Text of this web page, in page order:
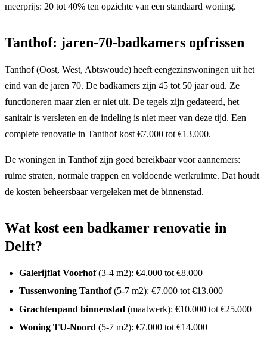
meerprijs: 20 tot 40% ten opzichte van een standaard woning.
Tanthof: jaren-70-badkamers opfrissen
Tanthof (Oost, West, Abtswoude) heeft eengezinswoningen uit het
eind van de jaren 70. De badkamers zijn 45 tot 50 jaar oud. Ze
functioneren maar zien er niet uit. De tegels zijn gedateerd, het
sanitair is versleten en de indeling is niet meer van deze tijd. Een
complete renovatie in Tanthof kost €7.000 tot €13.000.
De woningen in Tanthof zijn goed bereikbaar voor aannemers:
ruime straten, normale trappen en voldoende werkruimte. Dat houdt
de kosten beheersbaar vergeleken met de binnenstad.
Wat kost een badkamer renovatie in
Delft?
Galerijflat Voorhof(3-4 m2): €4.000 tot €8.000
Tussenwoning Tanthof(5-7 m2): €7.000 tot €13.000
Grachtenpand binnenstad (maatwerk): €10.000 tot €25.000
Woning TU-Noord (5-7 m2): €7.000 tot €14.000